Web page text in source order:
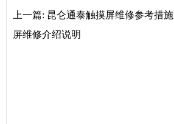
上一篇: 昆仑通泰触摸屏维修参考措施
屏维修介绍说明